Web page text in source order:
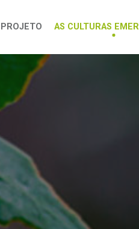
AS CULTURAS